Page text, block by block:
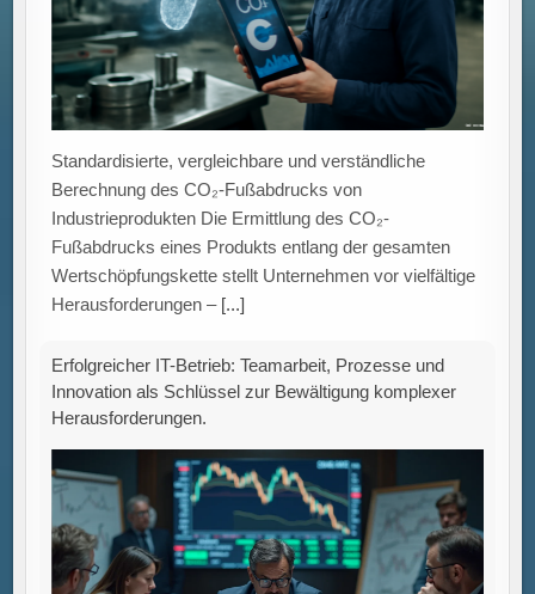
Innovation als Schlüssel zur Bewältigung komplexer
Herausforderungen.
„Im IT-Betrieb ist der Schlüssel zum Erfolg nicht nur die
Menschen, Prozessen und Innovation. Jeder Tag bietet
neue Herausforderungen, doch[...]
ESG-Kriterien: Schlüssel zu nachhaltigen
Unternehmensentscheidungen für Umwelt, Soziale